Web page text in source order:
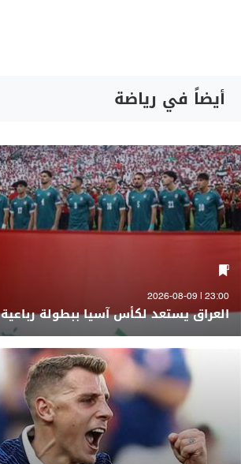
أيضاً في رياضة
23:00 | 2026-08-09
العراق يستعد لكأس آسيا ببطولة رباعية